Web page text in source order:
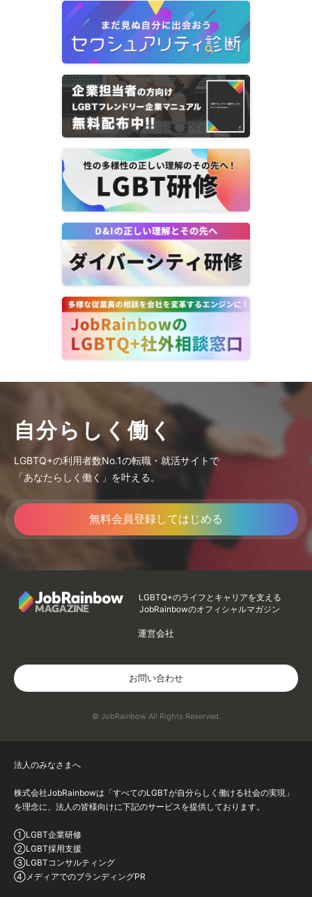
自分らしく働く
LGBTQ+の利用者数No.1の転職・就活サイトで
「あなたらしく働く」を叶える。
無料会員登録してはじめる
LGBTQ+のライフとキャリアを支える
JobRainbowのオフィシャルマガジン
運営会社
お問い合わせ
© JobRainbow All Rights Reserved.
法人のみなさまへ
株式会社JobRainbowは「すべてのLGBTが自分らしく働ける社会の実現」
を理念に、法人の皆様向けに下記のサービスを提供しております。
①LGBT企業研修
②LGBT採用支援
③LGBTコンサルティング
④メディアでのブランディングPR